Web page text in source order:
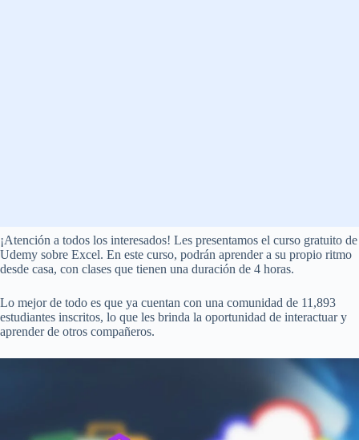
¡Atención a todos los interesados! Les presentamos el curso gratuito de
Udemy sobre Excel. En este curso, podrán aprender a su propio ritmo
desde casa, con clases que tienen una duración de 4 horas.
Lo mejor de todo es que ya cuentan con una comunidad de 11,893
estudiantes inscritos, lo que les brinda la oportunidad de interactuar y
aprender de otros compañeros.